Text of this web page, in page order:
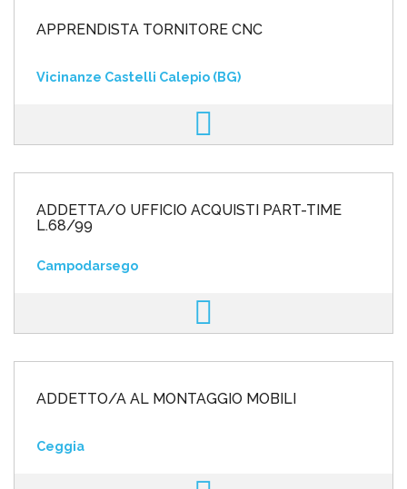
APPRENDISTA TORNITORE CNC
Vicinanze Castelli Calepio (BG)
ADDETTA/O UFFICIO ACQUISTI PART-TIME
L.68/99
Campodarsego
ADDETTO/A AL MONTAGGIO MOBILI
Ceggia